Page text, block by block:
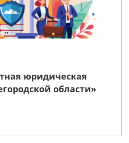
юридическая
области»